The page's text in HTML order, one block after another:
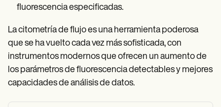
fluorescencia especificadas.
La citometría de flujo es una herramienta poderosa
que se ha vuelto cada vez más sofisticada, con
instrumentos modernos que ofrecen un aumento de
los parámetros de fluorescencia detectables y mejores
capacidades de análisis de datos.